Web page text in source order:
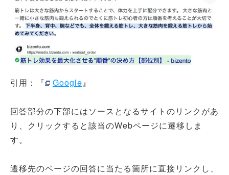
引用：『 Google』
回答部分の下部にはソースとなるサイトのリンクがあ
り、クリックすると該当のWebページに遷移しま
す。
遷移先のページの回答に当たる箇所に直接リンクし、